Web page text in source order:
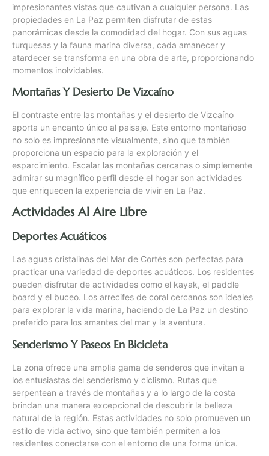
impresionantes vistas que cautivan a cualquier persona. Las
propiedades en La Paz permiten disfrutar de estas
panorámicas desde la comodidad del hogar. Con sus aguas
turquesas y la fauna marina diversa, cada amanecer y
atardecer se transforma en una obra de arte, proporcionando
momentos inolvidables.
Montañas Y Desierto De Vizcaíno
El contraste entre las montañas y el desierto de Vizcaíno
aporta un encanto único al paisaje. Este entorno montañoso
no solo es impresionante visualmente, sino que también
proporciona un espacio para la exploración y el
esparcimiento. Escalar las montañas cercanas o simplemente
admirar su magnífico perfil desde el hogar son actividades
que enriquecen la experiencia de vivir en La Paz.
Actividades Al Aire Libre
Deportes Acuáticos
Las aguas cristalinas del Mar de Cortés son perfectas para
practicar una variedad de deportes acuáticos. Los residentes
pueden disfrutar de actividades como el kayak, el paddle
board y el buceo. Los arrecifes de coral cercanos son ideales
para explorar la vida marina, haciendo de La Paz un destino
preferido para los amantes del mar y la aventura.
Senderismo Y Paseos En Bicicleta
La zona ofrece una amplia gama de senderos que invitan a
los entusiastas del senderismo y ciclismo. Rutas que
serpentean a través de montañas y a lo largo de la costa
brindan una manera excepcional de descubrir la belleza
natural de la región. Estas actividades no solo promueven un
estilo de vida activo, sino que también permiten a los
residentes conectarse con el entorno de una forma única.